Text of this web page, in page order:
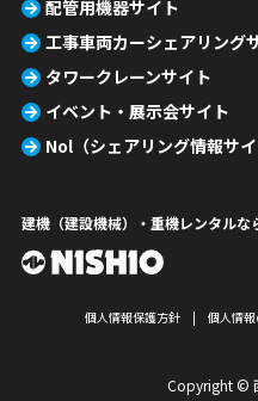
配管用機器サイト
工事車両カーシェアリング
タワークレーンサイト
イベント・展示会サイト
Nol（シェアリング情報サイ
建機（建設機械）・重機レンタルな
個人情報保護方針 個人情
Copyright ©